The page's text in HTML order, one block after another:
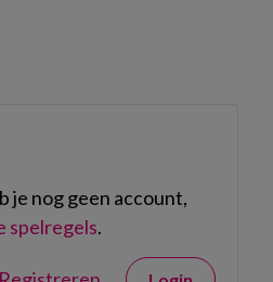
je nog geen account,
spelregels.